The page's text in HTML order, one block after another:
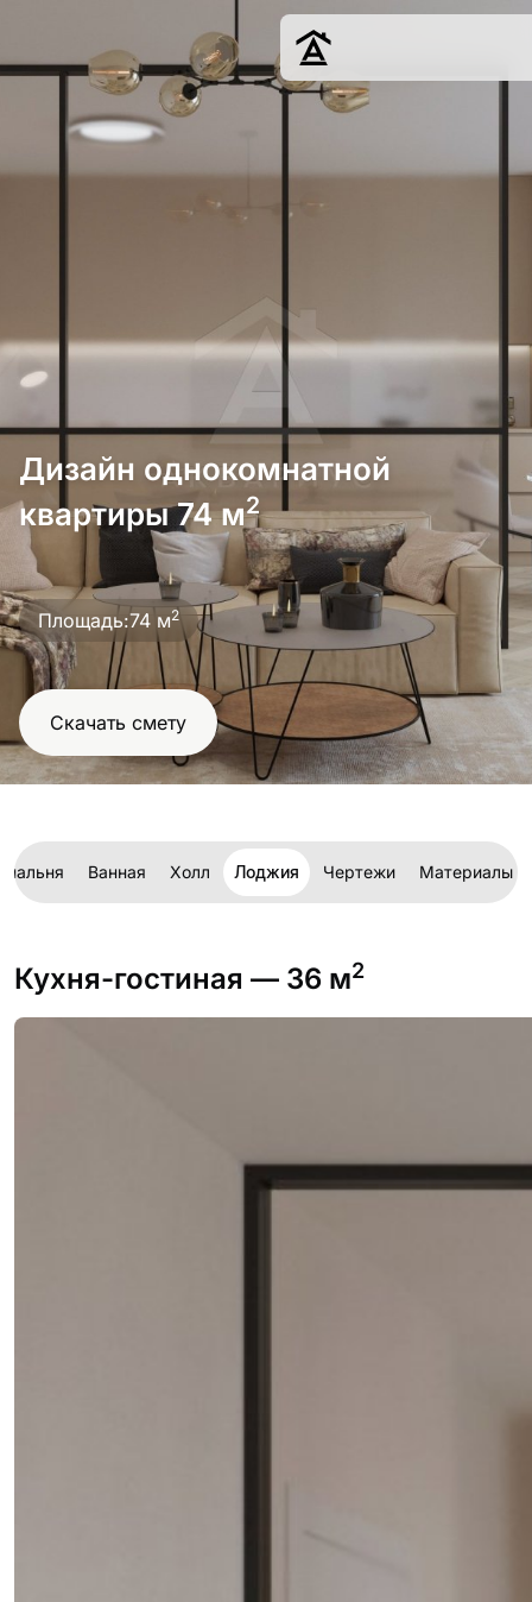
Наши работы
г. Краснодар
34
Обсудить
проект
Дизайн однокомнатной
квартиры 74 м2
Площадь:74 м2
Скачать смету
Ванная Холл Лоджия Чертежи Материалы и
Кухня-гостиная — 36 м2